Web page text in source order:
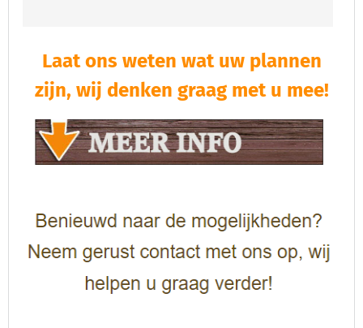
Laat ons weten wat uw plannen
zijn, wij denken graag met u mee!​